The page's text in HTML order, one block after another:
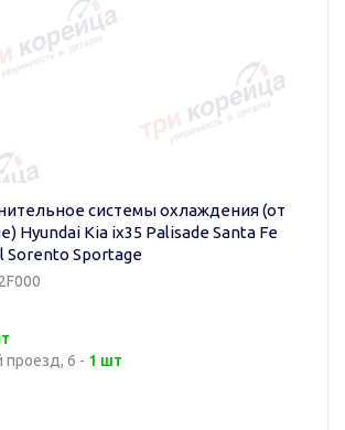
системы охлаждения (от
Hyundai Kia ix35 Palisade Santa Fe
Sorento Sportage
6 - 1 шт